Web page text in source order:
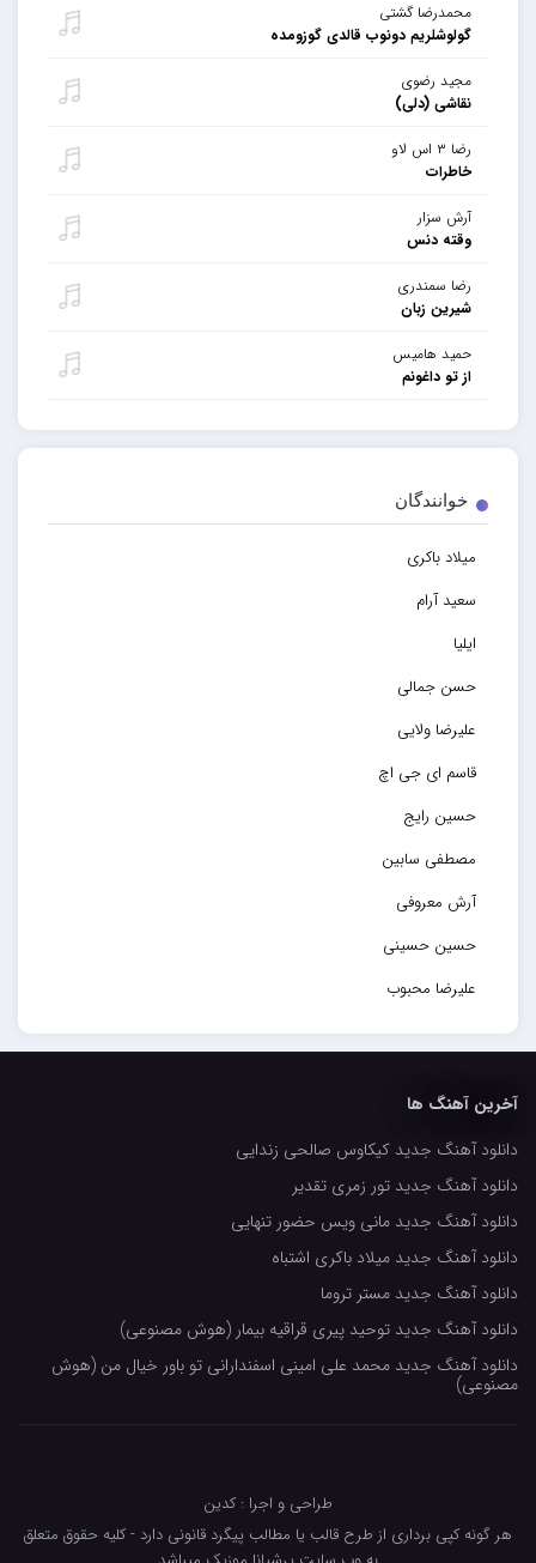
محمدرضا گشتی
گولوشلریم دونوب قالدی گوزومده
مجید رضوی
نقاشی (دلی)
رضا ۳ اس لاو
خاطرات
آرش سزار
وقته دنس
رضا سمندری
شیرین زبان
حمید هامیس
از تو داغونم
خوانندگان
میلاد باکری
سعید آرام
ایلیا
حسن جمالی
علیرضا ولایی
قاسم ای جی اچ
حسین رایج
مصطفی سابین
آرش معروفی
حسین حسینی
علیرضا محبوب
حسین حصارکی
کاپیتان
مجید رضوی
رضا مرانلو
امیر عرفانی
رضا صادقی
سعید شمس
فرشاد میرزایی
آخرین آهنگ ها
دانلود آهنگ جدید کیکاوس صالحی زندایی
دانلود آهنگ جدید تور زمری تقدیر
دانلود آهنگ جدید مانی ویس حضور تنهایی
دانلود آهنگ جدید میلاد باکری اشتباه
دانلود آهنگ جدید مستر تروما
دانلود آهنگ جدید توحید پیری قراقیه بیمار (هوش مصنوعی)
دانلود آهنگ جدید محمد علی امینی اسفندارانی تو باور خیال من (هوش
مصنوعی)
طراحی و اجرا : کدین
هر گونه کپی برداری از طرح قالب یا مطالب پیگرد قانونی دارد - کلیه حقوق متعلق